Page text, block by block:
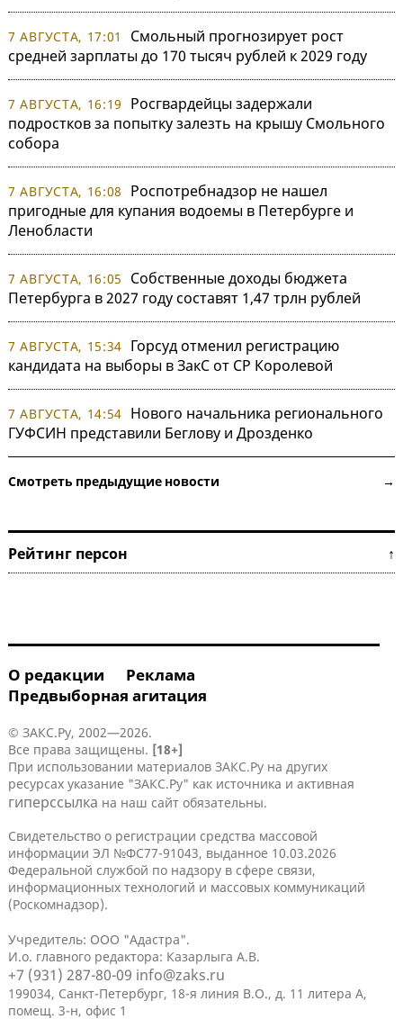
7 АВГУСТА, 17:01
Смольный прогнозирует рост
средней зарплаты до 170 тысяч рублей к 2029 году
7 АВГУСТА, 16:19
Росгвардейцы задержали
подростков за попытку залезть на крышу Смольного
собора
7 АВГУСТА, 16:08
Роспотребнадзор не нашел
пригодные для купания водоемы в Петербурге и
Ленобласти
7 АВГУСТА, 16:05
Собственные доходы бюджета
Петербурга в 2027 году составят 1,47 трлн рублей
7 АВГУСТА, 15:34 Горсуд отменил регистрацию
кандидата на выборы в ЗакС от СР Королевой
7 АВГУСТА, 14:54 Нового начальника регионального
ГУФСИН представили Беглову и Дрозденко
Смотреть предыдущие новости →
Рейтинг персон ↑
О редакции
Реклама
Предвыборная агитация
© ЗАКС.Ру, 2002—2026.
Все права защищены. [18+]
При использовании материалов ЗАКС.Ру на других
ресурсах указание "ЗАКС.Ру" как источника и активная
гиперссылка на наш сайт обязательны.
Свидетельство о регистрации средства массовой
информации ЭЛ №ФС77-91043, выданное 10.03.2026
Федеральной службой по надзору в сфере связи,
информационных технологий и массовых коммуникаций
(Роскомнадзор).
Учредитель: ООО "Адастра".
И.о. главного редактора: Казарлыга А.В.
+7 (931) 287-80-09 info@zaks.ru
199034, Санкт-Петербург, 18-я линия В.О., д. 11 литера А,
помещ. 3-н, офис 1